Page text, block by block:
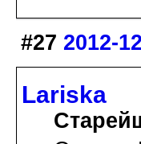
#27 2012-
Lariska